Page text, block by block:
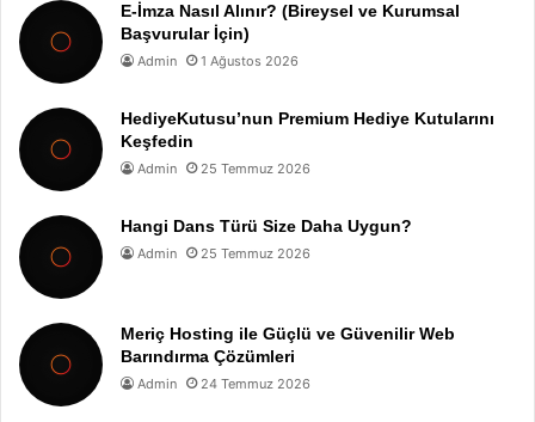
E-İmza Nasıl Alınır? (Bireysel ve Kurumsal
Başvurular İçin)
Admin 1 Ağustos 2026
HediyeKutusu’nun Premium Hediye Kutularını
Keşfedin
Admin 25 Temmuz 2026
Hangi Dans Türü Size Daha Uygun?
Admin 25 Temmuz 2026
Meriç Hosting ile Güçlü ve Güvenilir Web
Barındırma Çözümleri
Admin 24 Temmuz 2026